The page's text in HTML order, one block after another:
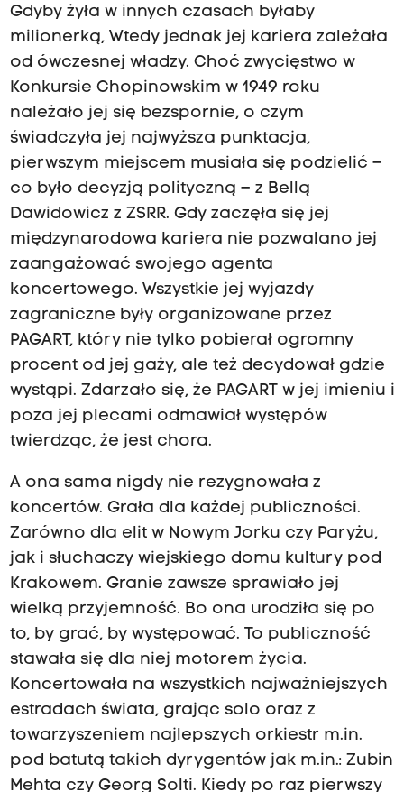
Gdyby żyła w innych czasach byłaby
milionerką, Wtedy jednak jej kariera zależała
od ówczesnej władzy. Choć zwycięstwo w
Konkursie Chopinowskim w 1949 roku
należało jej się bezspornie, o czym
świadczyła jej najwyższa punktacja,
pierwszym miejscem musiała się podzielić –
co było decyzją polityczną – z Bellą
Dawidowicz z ZSRR. Gdy zaczęła się jej
międzynarodowa kariera nie pozwalano jej
zaangażować swojego agenta
koncertowego. Wszystkie jej wyjazdy
zagraniczne były organizowane przez
PAGART, który nie tylko pobierał ogromny
procent od jej gaży, ale też decydował gdzie
wystąpi. Zdarzało się, że PAGART w jej imieniu i
poza jej plecami odmawiał występów
twierdząc, że jest chora.
A ona sama nigdy nie rezygnowała z
koncertów. Grała dla każdej publiczności.
Zarówno dla elit w Nowym Jorku czy Paryżu,
jak i słuchaczy wiejskiego domu kultury pod
Krakowem. Granie zawsze sprawiało jej
wielką przyjemność. Bo ona urodziła się po
to, by grać, by występować. To publiczność
stawała się dla niej motorem życia.
Koncertowała na wszystkich najważniejszych
estradach świata, grając solo oraz z
towarzyszeniem najlepszych orkiestr m.in.
pod batutą takich dyrygentów jak m.in.: Zubin
Mehta czy Georg Solti. Kiedy po raz pierwszy